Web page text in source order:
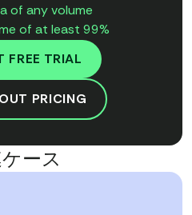
of any volume
of at least 99%
FREE TRIAL
PRICING
ース